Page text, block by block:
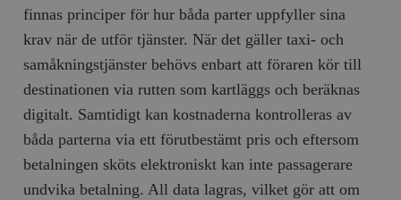
finnas principer för hur båda parter uppfyller sina
krav när de utför tjänster. När det gäller taxi- och
samåkningstjänster behövs enbart att föraren kör till
destinationen via rutten som kartläggs och beräknas
digitalt. Samtidigt kan kostnaderna kontrolleras av
båda parterna via ett förutbestämt pris och eftersom
betalningen sköts elektroniskt kan inte passagerare
undvika betalning. All data lagras, vilket gör att om